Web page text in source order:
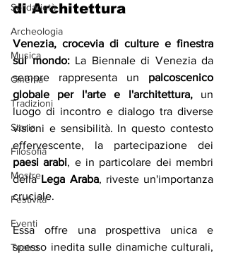
Solidarietà
Archeologia
Musica
Cinema
Tradizioni
Storia
Filosofia
Mostre
Festività
Eventi
Teatro
di Architettura
Venezia, crocevia di culture e finestra
sul mondo: La Biennale di Venezia da
sempre rappresenta un palcoscenico
globale per l'arte e l'architettura, un
luogo di incontro e dialogo tra diverse
visioni e sensibilità. In questo contesto
paesi arabi, e in particolare dei membri
della Lega Araba, riveste un'importanza
cruciale.
Essa offre una prospettiva unica e
spesso inedita sulle dinamiche culturali,